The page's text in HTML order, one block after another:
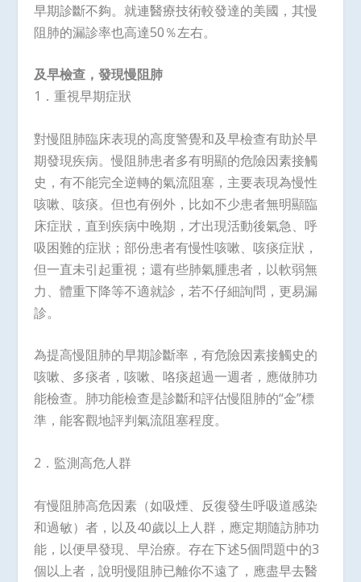
早期診斷不夠。就連醫療技術較發達的美國，其慢
阻肺的漏診率也高達50％左右。
及早檢查，發現慢阻肺
1．重視早期症狀
對慢阻肺臨床表現的高度警覺和及早檢查有助於早
期發現疾病。慢阻肺患者多有明顯的危險因素接觸
史，有不能完全逆轉的氣流阻塞，主要表現為慢性
咳嗽、咳痰。但也有例外，比如不少患者無明顯臨
床症狀，直到疾病中晚期，才出現活動後氣急、呼
吸困難的症狀；部份患者有慢性咳嗽、咳痰症狀，
但一直未引起重視；還有些肺氣腫患者，以軟弱無
力、體重下降等不適就診，若不仔細詢問，更易漏
診。
為提高慢阻肺的早期診斷率，有危險因素接觸史的
咳嗽、多痰者，咳嗽、咯痰超過一週者，應做肺功
能檢查。肺功能檢查是診斷和評估慢阻肺的“金”標
準，能客觀地評判氣流阻塞程度。
2．監測高危人群
有慢阻肺高危因素（如吸煙、反復發生呼吸道感染
和過敏）者，以及40歲以上人群，應定期隨訪肺功
能，以便早發現、早治療。存在下述5個問題中的3
個以上者，說明慢阻肺已離你不遠了，應盡早去醫